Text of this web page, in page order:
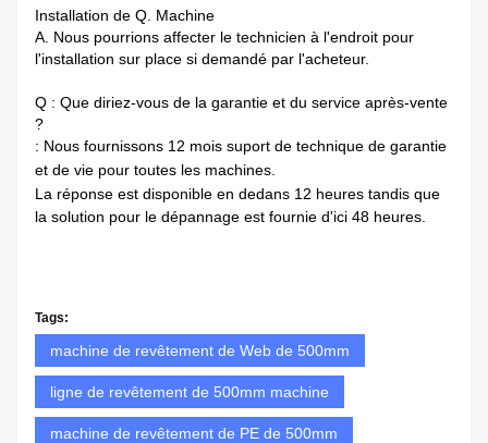
Installation de Q. Machine
A. Nous pourrions affecter le technicien à l'endroit pour
l'installation sur place si demandé par l'acheteur.
Q : Que diriez-vous de la garantie et du service après-vente
?
: Nous fournissons 12 mois suport de technique de garantie
et de vie pour toutes les machines.
La réponse est disponible en dedans 12 heures tandis que
la solution pour le dépannage est fournie d'ici 48 heures.
Tags:
machine de revêtement de Web de 500mm
ligne de revêtement de 500mm machine
machine de revêtement de PE de 500mm